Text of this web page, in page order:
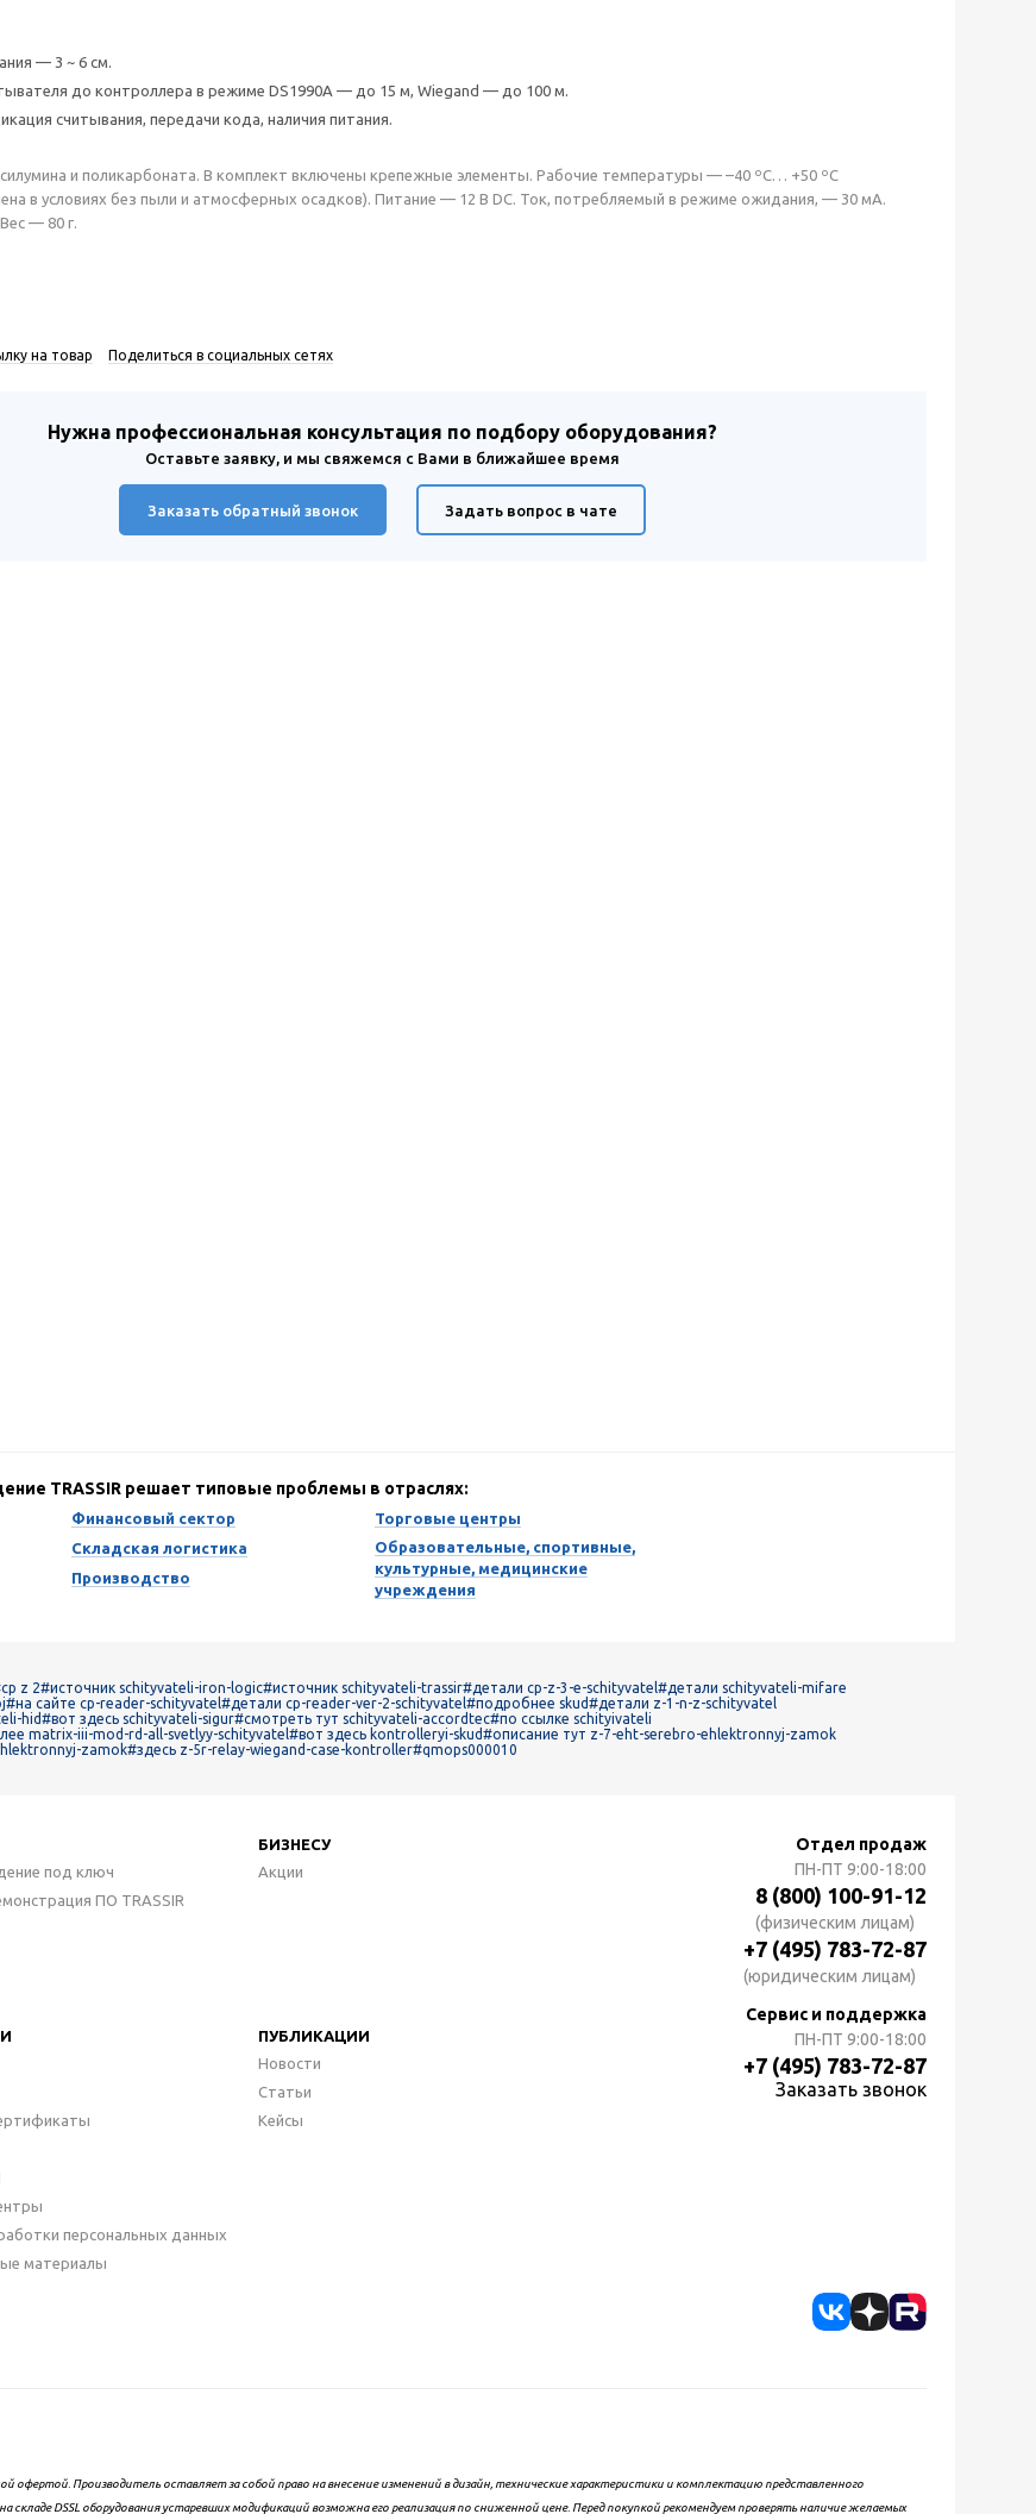
— 3 ~ 6 см.
до контроллера в режиме DS1990A — до 15 м, Wiegand — до 100 м.
считывания, передачи кода, наличия питания.
силумина и поликарбоната. В комплект включены крепежные элементы. Рабочие температуры — –40 ºС… +50 ºС
в условиях без пыли и атмосферных осадков). Питание — 12 В DC. Ток, потребляемый в режиме ожидания, — 30 мА.
— 80 г.
на товар Поделиться в социальных сетях
Нужна профессиональная консультация по подбору оборудования?
Оставьте заявку, и мы свяжемся с Вами в ближайшее время
Заказать обратный звонок Задать вопрос в чате
TRASSIR решает типовые проблемы в отраслях:
Финансовый сектор
Складская логистика
Производство
Торговые центры
Образовательные, спортивные,
культурные, медицинские
учреждения
z 2#источник schityvateli-iron-logic#источник schityvateli-trassir#детали cp-z-3-e-schityvatel#детали schityvateli-mifare
#на сайте cp-reader-schityvatel#детали cp-reader-ver-2-schityvatel#подробнее skud#детали z-1-n-z-schityvatel
hid#вот здесь schityvateli-sigur#смотреть тут schityvateli-accordtec#по ссылке schityivateli
matrix-iii-mod-rd-all-svetlyy-schityvatel#вот здесь kontrolleryi-skud#описание тут z-7-eht-serebro-ehlektronnyj-zamok
zamok#здесь z-5r-relay-wiegand-case-kontroller#qmops000010
под ключ
ПО TRASSIR
БИЗНЕСУ
Акции
персональных данных
материалы
ПУБЛИКАЦИИ
Новости
Статьи
Кейсы
Отдел продаж
ПН-ПТ 9:00-18:00
8 (800) 100-91-12
(физическим лицам)
+7 (495) 783-72-87
(юридическим лицам)
Сервис и поддержка
ПН-ПТ 9:00-18:00
+7 (495) 783-72-87
Заказать звонок
офертой. Производитель оставляет за собой право на внесение изменений в дизайн, технические характеристики и комплектацию представленного
DSSL оборудования устаревших модификаций возможна его реализация по сниженной цене. Перед покупкой рекомендуем проверять наличие желаемых